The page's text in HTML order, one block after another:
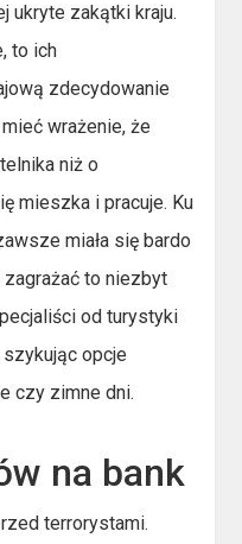
ukryte zakątki kraju.
to ich
zdecydowanie
wrażenie, że
niż o
mieszka i pracuje. Ku
miała się bardo
zagrażać to niezbyt
od turystyki
opcje
czy zimne dni.
na bank
terrorystami.